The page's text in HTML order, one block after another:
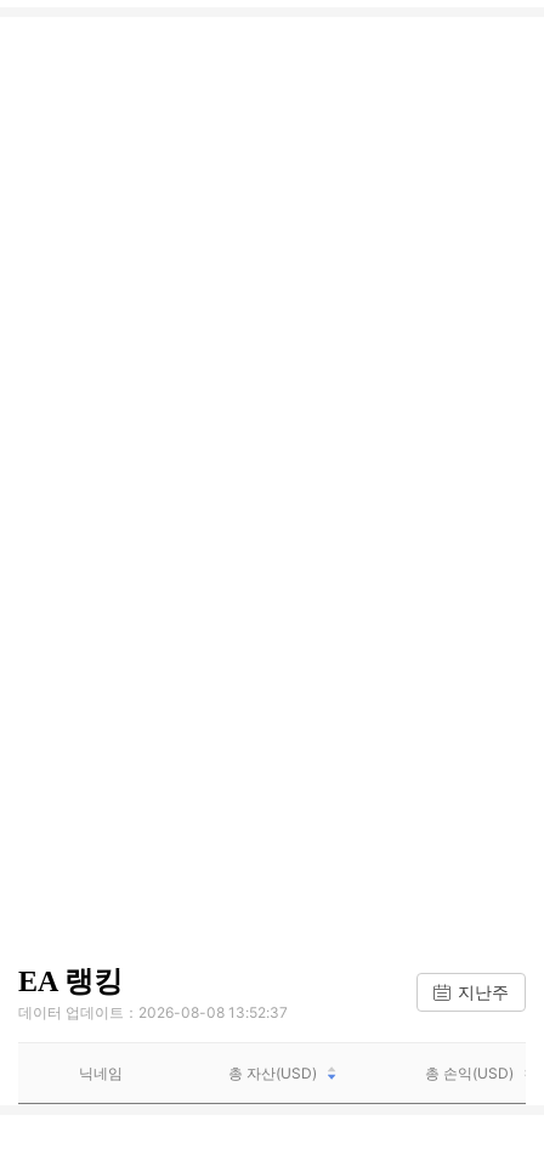
EA 랭킹
데이터 업데이트：2026-08-08 13:52:37
지난주
닉네임 총 자산(USD) 총 손익(USD)